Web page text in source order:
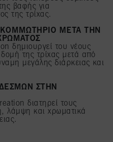
βαφής για
της τρίχας.
ΜΕΤΑ ΤΗΝ
δημιουργεί του νέους
της τρίχας μετά από
μεγάλης διάρκειας και
ΣΤΗΝ
διατηρεί τους
λάμψη και χρωματικά